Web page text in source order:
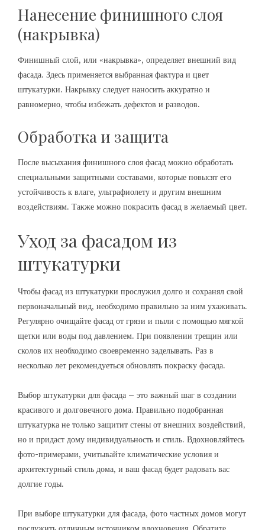
Нанесение финишного слоя
(накрывка)
Финишный слой, или «накрывка», определяет внешний вид
фасада. Здесь применяется выбранная фактура и цвет
штукатурки. Накрывку следует наносить аккуратно и
равномерно, чтобы избежать дефектов и разводов.
Обработка и защита
После высыхания финишного слоя фасад можно обработать
специальными защитными составами, которые повысят его
устойчивость к влаге, ультрафиолету и другим внешним
воздействиям. Также можно покрасить фасад в желаемый цвет.
Уход за фасадом из
штукатурки
Чтобы фасад из штукатурки прослужил долго и сохранял свой
первоначальный вид, необходимо правильно за ним ухаживать.
Регулярно очищайте фасад от грязи и пыли с помощью мягкой
щетки или воды под давлением. При появлении трещин или
сколов их необходимо своевременно заделывать. Раз в
несколько лет рекомендуеться обновлять покраску фасада.
Выбор штукатурки для фасада – это важный шаг в создании
красивого и долговечного дома. Правильно подобранная
штукатурка не только защитит стены от внешних воздействий,
но и придаст дому индивидуальность и стиль. Вдохновляйтесь
фото-примерами, учитывайте климатические условия и
архитектурный стиль дома, и ваш фасад будет радовать вас
долгие годы.
При выборе штукатурки для фасада, фото частных домов могут